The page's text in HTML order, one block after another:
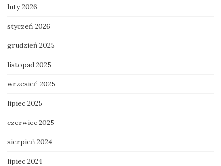
luty 2026
styczeń 2026
grudzień 2025
listopad 2025
wrzesień 2025
lipiec 2025
czerwiec 2025
sierpień 2024
lipiec 2024